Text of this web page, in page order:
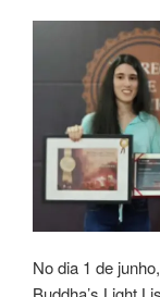
No dia 1 de